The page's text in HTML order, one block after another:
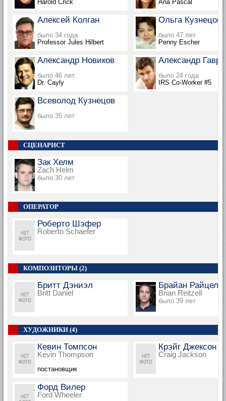
Harold Crick Ana Pascal
Алексей Колган
было 34 года
Professor Jules Hilbert
Ольга Кузнецова
было 47 лет
Penny Escher
Александр Новиков
было 46 лет
Dr. Cayly
Александр
было 24 года
IRS Co-Worker #5
Всеволод Кузнецов
было 35 лет
СЦЕНАРИСТ
Зак Хелм
Zach Helm
было 30 лет
ОПЕРАТОР
Роберто Шэфер
Roberto Schaefer
КОМПОЗИТОРЫ (2)
Бритт Дэниэл
Britt Daniel
Брайан Райцелл
Brian Reitzell
было 39 лет
ХУДОЖНИКИ (4)
Кевин Томпсон
Kevin Thompson
постановщик
Крэйг Джексон
Craig Jackson
Форд Вилер
Ford Wheeler